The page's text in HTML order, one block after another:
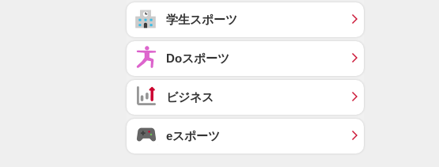
学生スポーツ
Doスポーツ
ビジネス
eスポーツ